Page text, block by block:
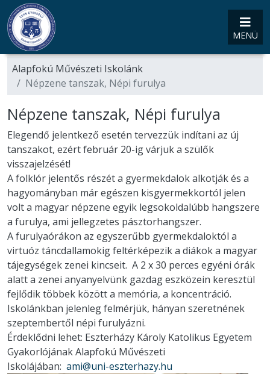
MENÜ
Alapfokú Művészeti Iskolánk
Népzene tanszak, Népi furulya
Népzene tanszak, Népi furulya
Elegendő jelentkező esetén tervezzük indítani az új
tanszakot, ezért február 20-ig várjuk a szülők
visszajelzését!
A folklór jelentős részét a gyermekdalok alkotják és a
hagyományban már egészen kisgyermekkortól jelen
volt a magyar népzene egyik legsokoldalúbb hangszere
a furulya, ami jellegzetes pásztorhangszer.
A furulyaórákon az egyszerűbb gyermekdaloktól a
virtuóz táncdallamokig feltérképezik a diákok a magyar
tájegységek zenei kincseit. A 2 x 30 perces egyéni órák
alatt a zenei anyanyelvünk gazdag eszközein keresztül
fejlődik többek között a memória, a koncentráció.
Iskolánkban jelenleg felmérjük, hányan szeretnének
szeptembertől népi furulyázni.
Érdeklődni lehet: Eszterházy Károly Katolikus Egyetem
Gyakorlójának Alapfokú Művészeti
Iskolájában: ami@uni-eszterhazy.hu